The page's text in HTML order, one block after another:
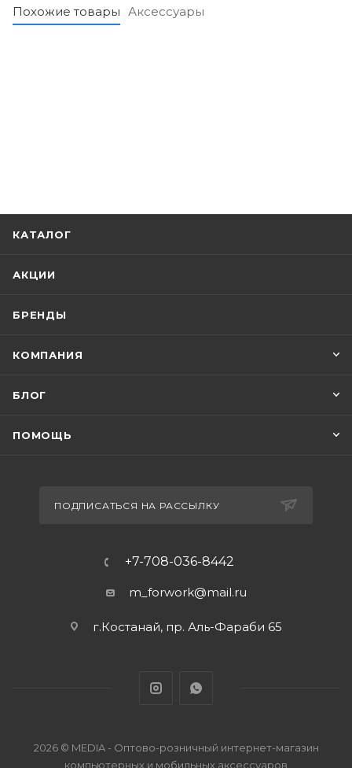
позиционирование курсора.
Похожие товары Аксессуары
КАТАЛОГ
АКЦИИ
БРЕНДЫ
КОМПАНИЯ
БЛОГ
ПОМОЩЬ
ПОДПИСАТЬСЯ НА РАССЫЛКУ
+7-708-036-8442
m_forwork@mail.ru
г.Костанай, пр. Аль-Фараби 65
2026 © MEDIA - Оптово-розничный интернет-магазин
компьютерных и мобильных аксессуаров